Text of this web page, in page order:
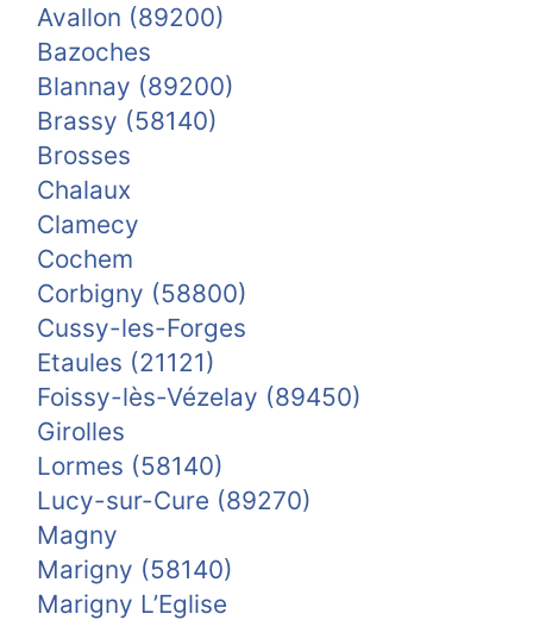
Avallon (89200)
Bazoches
Blannay (89200)
Brassy (58140)
Brosses
Chalaux
Clamecy
Cochem
Corbigny (58800)
Cussy-les-Forges
Etaules (21121)
Foissy-lès-Vézelay (89450)
Girolles
Lormes (58140)
Lucy-sur-Cure (89270)
Magny
Marigny (58140)
Marigny L’Eglise